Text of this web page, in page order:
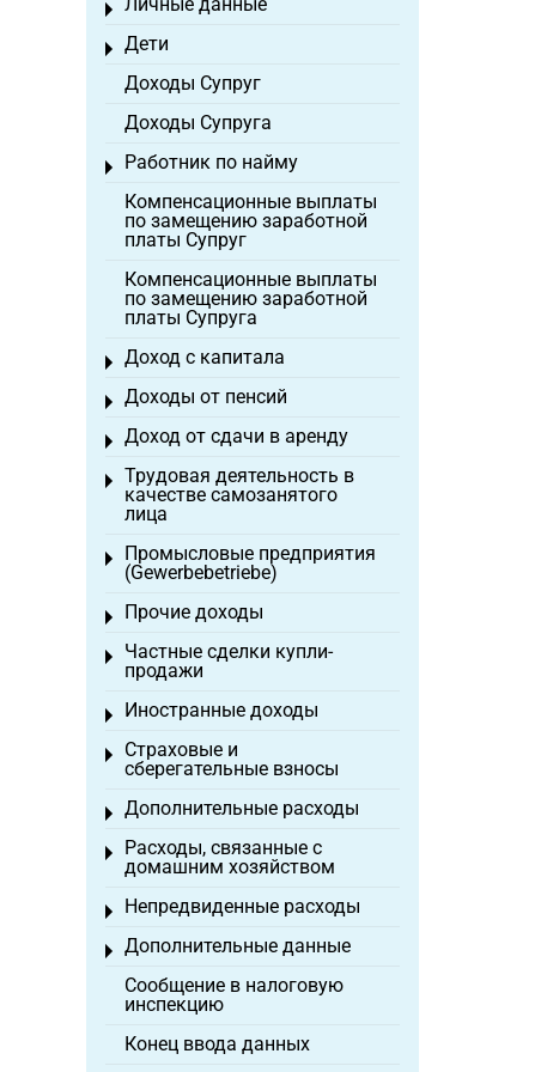
Toggle menu
Дети
Toggle menu
Доходы Супруг
Доходы Супруга
Работник по найму
Toggle menu
Компенсационные выплаты
по замещению заработной
платы Супруг
Компенсационные выплаты
по замещению заработной
платы Супруга
Доход с капитала
Toggle menu
Доходы от пенсий
Toggle menu
Доход от сдачи в аренду
Toggle menu
Трудовая деятельность в
качестве самозанятого
лица
Toggle menu
Промысловые предприятия
(Gewerbebetriebe)
Toggle menu
Прочие доходы
Toggle menu
Частные сделки купли-
продажи
Toggle menu
Иностранные доходы
Toggle menu
Страховые и
сберегательные взносы
Toggle menu
Дополнительные расходы
Toggle menu
Расходы, связанные с
домашним хозяйством
Toggle menu
Непредвиденные расходы
Toggle menu
Дополнительные данные
Toggle menu
Сообщение в налоговую
инспекцию
Конец ввода данных